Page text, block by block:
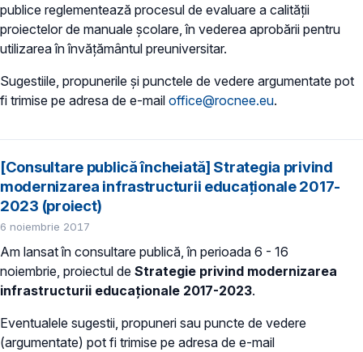
publice reglementează procesul de evaluare a calității
proiectelor de manuale școlare, în vederea aprobării pentru
utilizarea în învăţământul preuniversitar.
Sugestiile, propunerile și punctele de vedere argumentate pot
fi trimise pe adresa de e-mail office@rocnee.eu.
[Consultare publică încheiată] Strategia privind
modernizarea infrastructurii educaţionale 2017-
2023 (proiect)
6 noiembrie 2017
Am lansat în consultare publică, în perioada 6 - 16
noiembrie, proiectul de Strategie privind modernizarea
infrastructurii educaţionale 2017-2023.
Eventualele sugestii, propuneri sau puncte de vedere
(argumentate) pot fi trimise pe adresa de e-mail